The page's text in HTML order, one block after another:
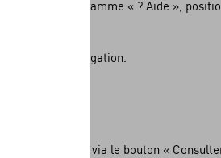
profit du pictogramme « ? Aide »,
contexte de navigation.
et en lisibilité, via le bouton «